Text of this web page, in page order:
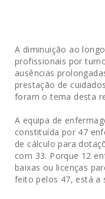
A diminuição ao
profissionais por
ausências
prestação de
foram o tema desta
A equipa de
constituída por 47
de cálculo para
com 33. Porque 12
baixas ou licenças
feito pelos 47, está a